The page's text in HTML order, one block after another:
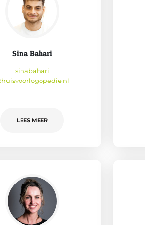
Sina Bahari
sinabahari
LEES MEER